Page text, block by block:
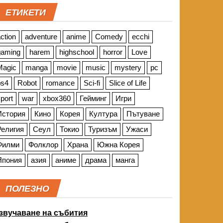
ЕТИКЕТИ
adventure anime Comedy
ecchi
harem highschool horror
Love
manga movie music mystery
pc
Robot romance Sci-fi
Slice of Life
war xbox360 Гейминг
Игри
Кино Корея Култура
Пътуване
Сеул Токио Туризъм
Ужаси
Фолклор Храна
Южна Корея
азия аниме драма манга
ПОЛЕЗНО
на събития